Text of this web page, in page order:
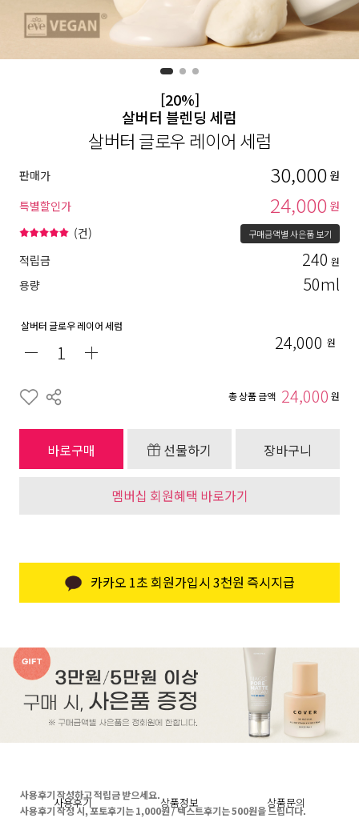
[20%]
살버터 블렌딩 세럼
살버터 글로우 레이어 세럼
판매가 30,000 원
특별할인가
24,000 원
(건) 구매금액별 사은품 보기
적립금 240 원
용량 50ml
살버터 글로우 레이어 세럼
24,000 원
총 상품 금액 24,000 원
바로구매 선물하기 장바구니
멤버십 회원혜택 바로가기
카카오 1초 회원가입시 3천원 즉시지급
사용후기 상품정보 상품문의
사용후기 작성하고 적립금 받으세요.
사용후기 작성 시, 포토후기는 1,000원 / 텍스트후기는 500원을 드립니다.